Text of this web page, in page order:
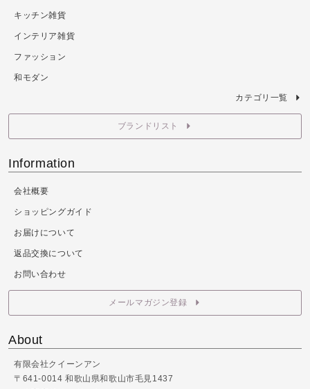
キッチン雑貨
インテリア雑貨
ファッション
和モダン
カテゴリ一覧
ブランドリスト
Information
会社概要
ショッピングガイド
お届けについて
返品交換について
お問い合わせ
メールマガジン登録
About
有限会社クイーンアン
〒641-0014 和歌山県和歌山市毛見1437